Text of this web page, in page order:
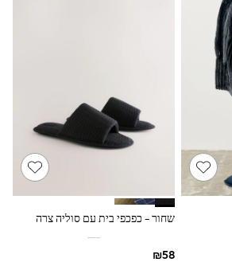
Sun
Sun
Occasion and
Short
שחור - כפכפי בית עם סוליה צרה